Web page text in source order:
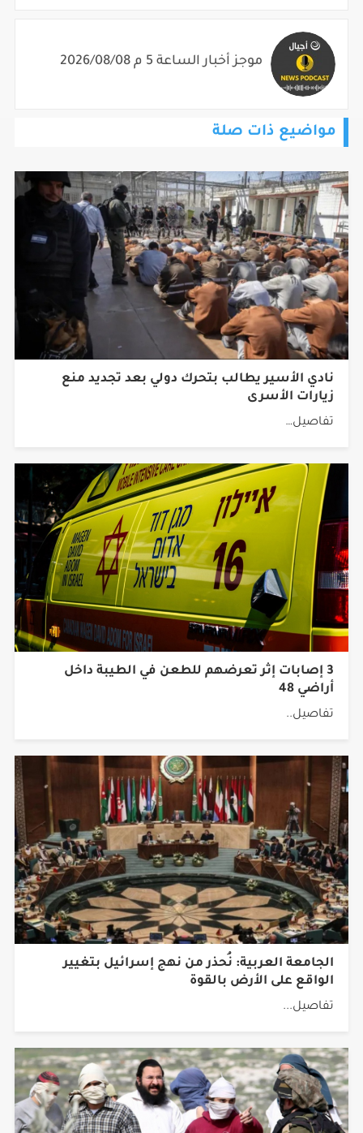
نادي الأسير يطالب بتحرك دولي بعد تجديد منع
زيارات الأسرى
تفاصيل…
3 إصابات إثر تعرضهم للطعن في الطيبة داخل
أراضي 48
تفاصيل..
الجامعة العربية: نُحذر من نهج إسرائيل بتغيير
الواقع على الأرض بالقوة
تفاصيل...